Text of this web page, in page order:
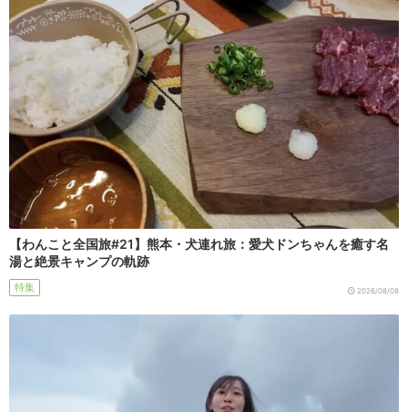
【わんこと全国旅#21】熊本・犬連れ旅：愛犬ドンちゃんを癒す名
湯と絶景キャンプの軌跡
特集 2026/08/08